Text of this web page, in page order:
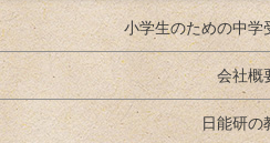
小学生のための中学
会社概
日能研の